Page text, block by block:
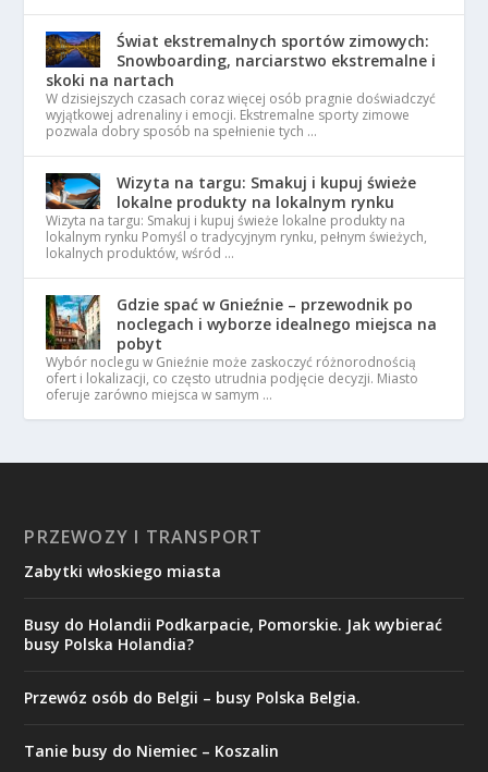
Świat ekstremalnych sportów zimowych:
Snowboarding, narciarstwo ekstremalne i
skoki na nartach
W dzisiejszych czasach coraz więcej osób pragnie doświadczyć
wyjątkowej adrenaliny i emocji. Ekstremalne sporty zimowe
pozwala dobry sposób na spełnienie tych …
Wizyta na targu: Smakuj i kupuj świeże
lokalne produkty na lokalnym rynku
Wizyta na targu: Smakuj i kupuj świeże lokalne produkty na
lokalnym rynku Pomyśl o tradycyjnym rynku, pełnym świeżych,
lokalnych produktów, wśród …
Gdzie spać w Gnieźnie – przewodnik po
noclegach i wyborze idealnego miejsca na
pobyt
Wybór noclegu w Gnieźnie może zaskoczyć różnorodnością
ofert i lokalizacji, co często utrudnia podjęcie decyzji. Miasto
oferuje zarówno miejsca w samym …
PRZEWOZY I TRANSPORT
Zabytki włoskiego miasta
Busy do Holandii Podkarpacie, Pomorskie. Jak wybierać
busy Polska Holandia?
Przewóz osób do Belgii – busy Polska Belgia.
Tanie busy do Niemiec – Koszalin